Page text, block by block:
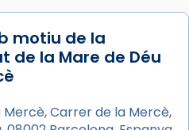
Barcelona
motiu de la
de la Mare de Déu
Mercè, Carrer de la Mercè,